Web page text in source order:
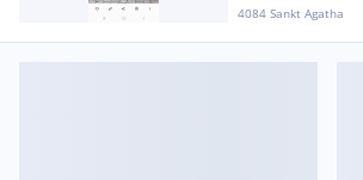
4084 Sankt Agatha